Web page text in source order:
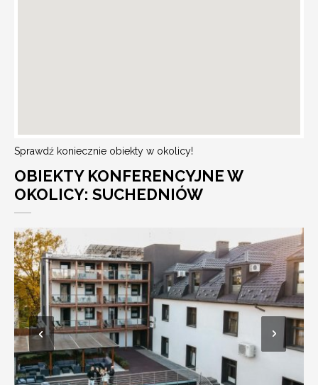
Sprawdź koniecznie obiekty w okolicy!
OBIEKTY KONFERENCYJNE W
OKOLICY: SUCHEDNIÓW